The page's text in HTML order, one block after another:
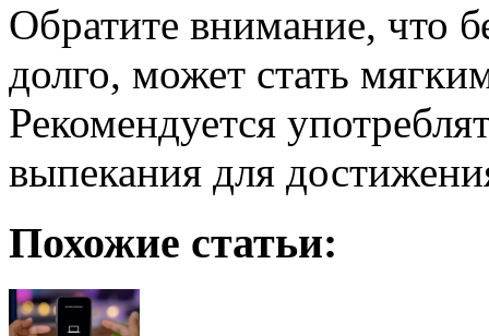
Обратите внимание, что
долго, может стать
Рекомендуется
выпекания для
Похожие статьи: